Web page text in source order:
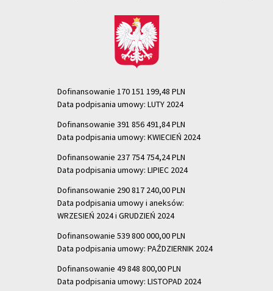
Dofinansowanie 170 151 199,48 PLN
Data podpisania umowy: LUTY 2024
Dofinansowanie 391 856 491,84 PLN
Data podpisania umowy: KWIECIEŃ 2024
Dofinansowanie 237 754 754,24 PLN
Data podpisania umowy: LIPIEC 2024
Dofinansowanie 290 817 240,00 PLN
Data podpisania umowy i aneksów:
WRZESIEŃ 2024 i GRUDZIEŃ 2024
Dofinansowanie 539 800 000,00 PLN
Data podpisania umowy: PAŹDZIERNIK 2024
Dofinansowanie 49 848 800,00 PLN
Data podpisania umowy: LISTOPAD 2024